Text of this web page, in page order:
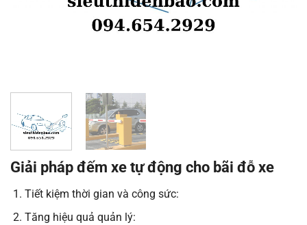
Giải pháp đếm xe tự động cho bãi đỗ xe
Tiết kiệm thời gian và công sức:
Tăng hiệu quả quản lý: